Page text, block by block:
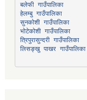
बलेफी गाउँपालिका
हेलम्बु गाउँपालिका
सुनकोशी गाउँपालिका
भोटेकोशी गाउँपालिका
त्रिपुरासुन्दरी गाउँपालिका
लिसङ्खु पाखर गाउँपालिका